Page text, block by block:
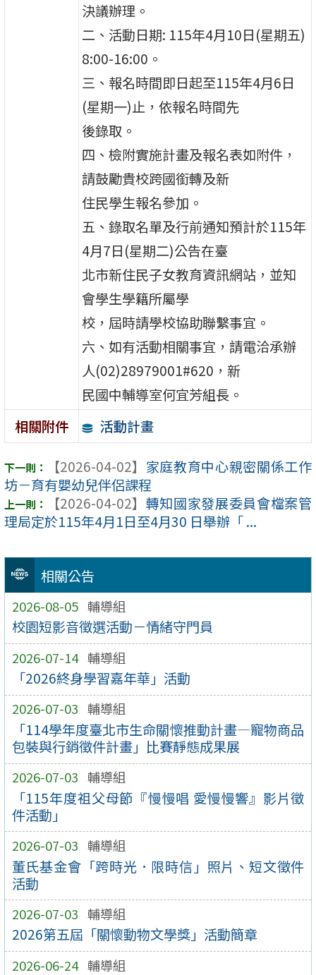
相關公告
2026-08-05 輔導組
校園短影音徵選活動－情緒守門員
2026-07-14 輔導組
「2026終身學習嘉年華」活動
2026-07-03 輔導組
「114學年度臺北市生命關懷推動計畫—寵物商品
包裝與行銷徵件計畫」比賽靜態成果展
2026-07-03 輔導組
「115年度祖父母節『慢慢唱 愛慢慢響』影片徵
件活動」
2026-07-03 輔導組
董氏基金會「跨時光．限時信」照片、短文徵件
活動
2026-07-03 輔導組
2026第五屆「關懷動物文學獎」活動簡章
2026-06-24 輔導組
決議辦理。
二、活動日期: 115年4月10日(星期五)
8:00-16:00。
三、報名時間即日起至115年4月6日
(星期一)止，依報名時間先
後錄取。
四、檢附實施計畫及報名表如附件，
請鼓勵貴校跨國銜轉及新
住民學生報名參加。
五、錄取名單及行前通知預計於115年
4月7日(星期二)公告在臺
北市新住民子女教育資訊網站，並知
會學生學籍所屬學
校，屆時請學校協助聯繫事宜。
六、如有活動相關事宜，請電洽承辦
人(02)28979001#620，新
民國中輔導室何宜芳組長。
相關附件
活動計畫
【2026-04-02】 家庭教育中心親密關係工作
坊－育有嬰幼兒伴侶課程
【2026-04-02】 轉知國家發展委員會檔案管
理局定於115年4月1日至4月30 日舉辦「 ...